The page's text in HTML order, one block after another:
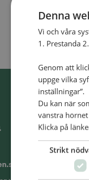
Denna
Vi och våra
1. Prestanda
Genom att
uppge vilka
inställningar”.
Du kan när
vänstra
Klicka på
Strikt